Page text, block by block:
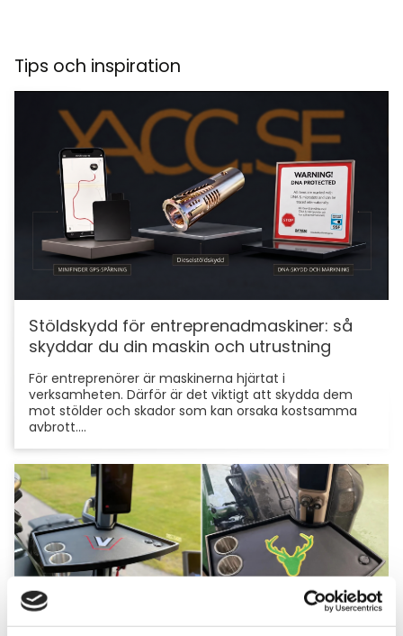
Tips och inspiration
Stöldskydd för entreprenadmaskiner: så
skyddar du din maskin och utrustning
För entreprenörer är maskinerna hjärtat i
verksamheten. Därför är det viktigt att skydda dem
mot stölder och skador som kan orsaka kostsamma
avbrott....